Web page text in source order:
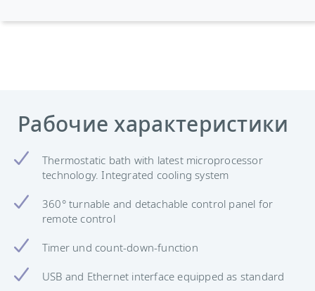
Рабочие характеристики
Thermostatic bath with latest microprocessor
technology. Integrated cooling system
360° turnable and detachable control panel for
remote control
Timer und count-down-function
USB and Ethernet interface equipped as standard